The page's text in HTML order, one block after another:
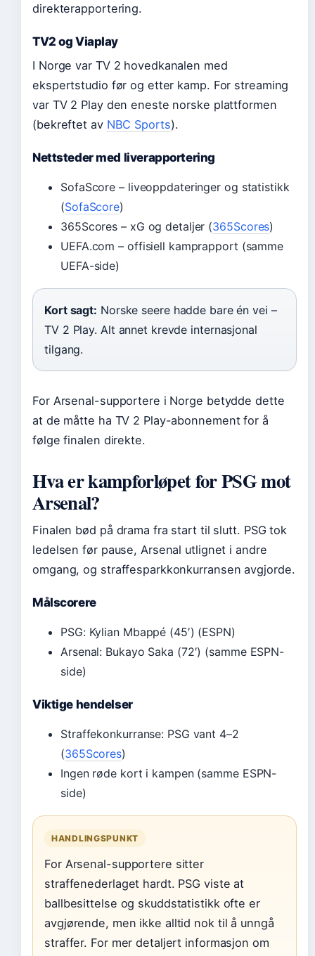
direkterapportering.
TV2 og Viaplay
I Norge var TV 2 hovedkanalen med
ekspertstudio før og etter kamp. For streaming
var TV 2 Play den eneste norske plattformen
(bekreftet av NBC Sports).
Nettsteder med liverapportering
SofaScore – liveoppdateringer og statistikk
(SofaScore)
365Scores – xG og detaljer (365Scores)
UEFA.com – offisiell kamprapport (samme
UEFA-side)
Kort sagt: Norske seere hadde bare én vei –
TV 2 Play. Alt annet krevde internasjonal
tilgang.
For Arsenal-supportere i Norge betydde dette
at de måtte ha TV 2 Play-abonnement for å
følge finalen direkte.
Hva er kampforløpet for PSG mot
Arsenal?
Finalen bød på drama fra start til slutt. PSG tok
ledelsen før pause, Arsenal utlignet i andre
omgang, og straffesparkkonkurransen avgjorde.
Målscorere
PSG: Kylian Mbappé (45′) (ESPN)
Arsenal: Bukayo Saka (72′) (samme ESPN-
side)
Viktige hendelser
Straffekonkurranse: PSG vant 4–2
(365Scores)
Ingen røde kort i kampen (samme ESPN-
side)
HANDLINGSPUNKT
For Arsenal-supportere sitter
straffenederlaget hardt. PSG viste at
ballbesittelse og skuddstatistikk ofte er
avgjørende, men ikke alltid nok til å unngå
straffer. For mer detaljert informasjon om